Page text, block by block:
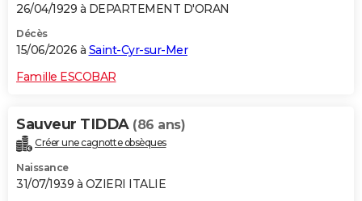
26/04/1929 à DEPARTEMENT D'ORAN
Décès
15/06/2026 à Saint-Cyr-sur-Mer
Famille ESCOBAR
Sauveur TIDDA (86 ans)
Créer une cagnotte obsèques
Naissance
31/07/1939 à OZIERI ITALIE